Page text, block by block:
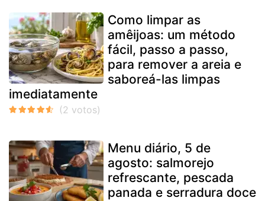
Como limpar as
amêijoas: um método
fácil, passo a passo,
para remover a areia e
saboreá-las limpas
imediatamente
Menu diário, 5 de
agosto: salmorejo
refrescante, pescada
panada e serradura doce